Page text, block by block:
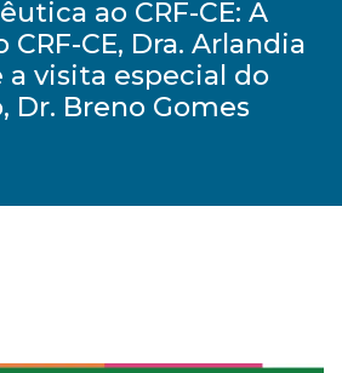
ao CRF-CE: A
CE, Dra. Arlandia
a visita especial do
Dr. Breno Gomes